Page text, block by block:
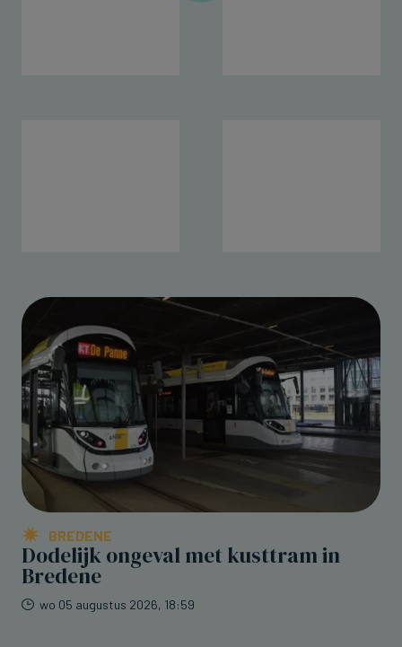
BREDENE
Dodelijk ongeval met kusttram in
Bredene
wo 05 augustus 2026, 18:59